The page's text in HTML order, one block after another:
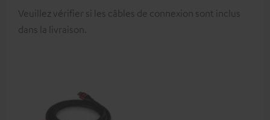
Veuillez vérifier si les câbles de connexion sont inclus
dans la livraison.